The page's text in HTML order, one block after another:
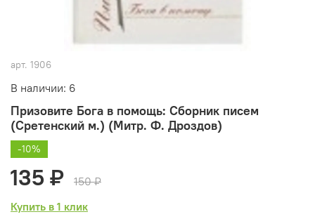
арт. 1906
В наличии: 6
Призовите Бога в помощь: Сборник писем
(Сретенский м.) (Митр. Ф. Дроздов)
-10%
135 ₽
150 ₽
Купить в 1 клик